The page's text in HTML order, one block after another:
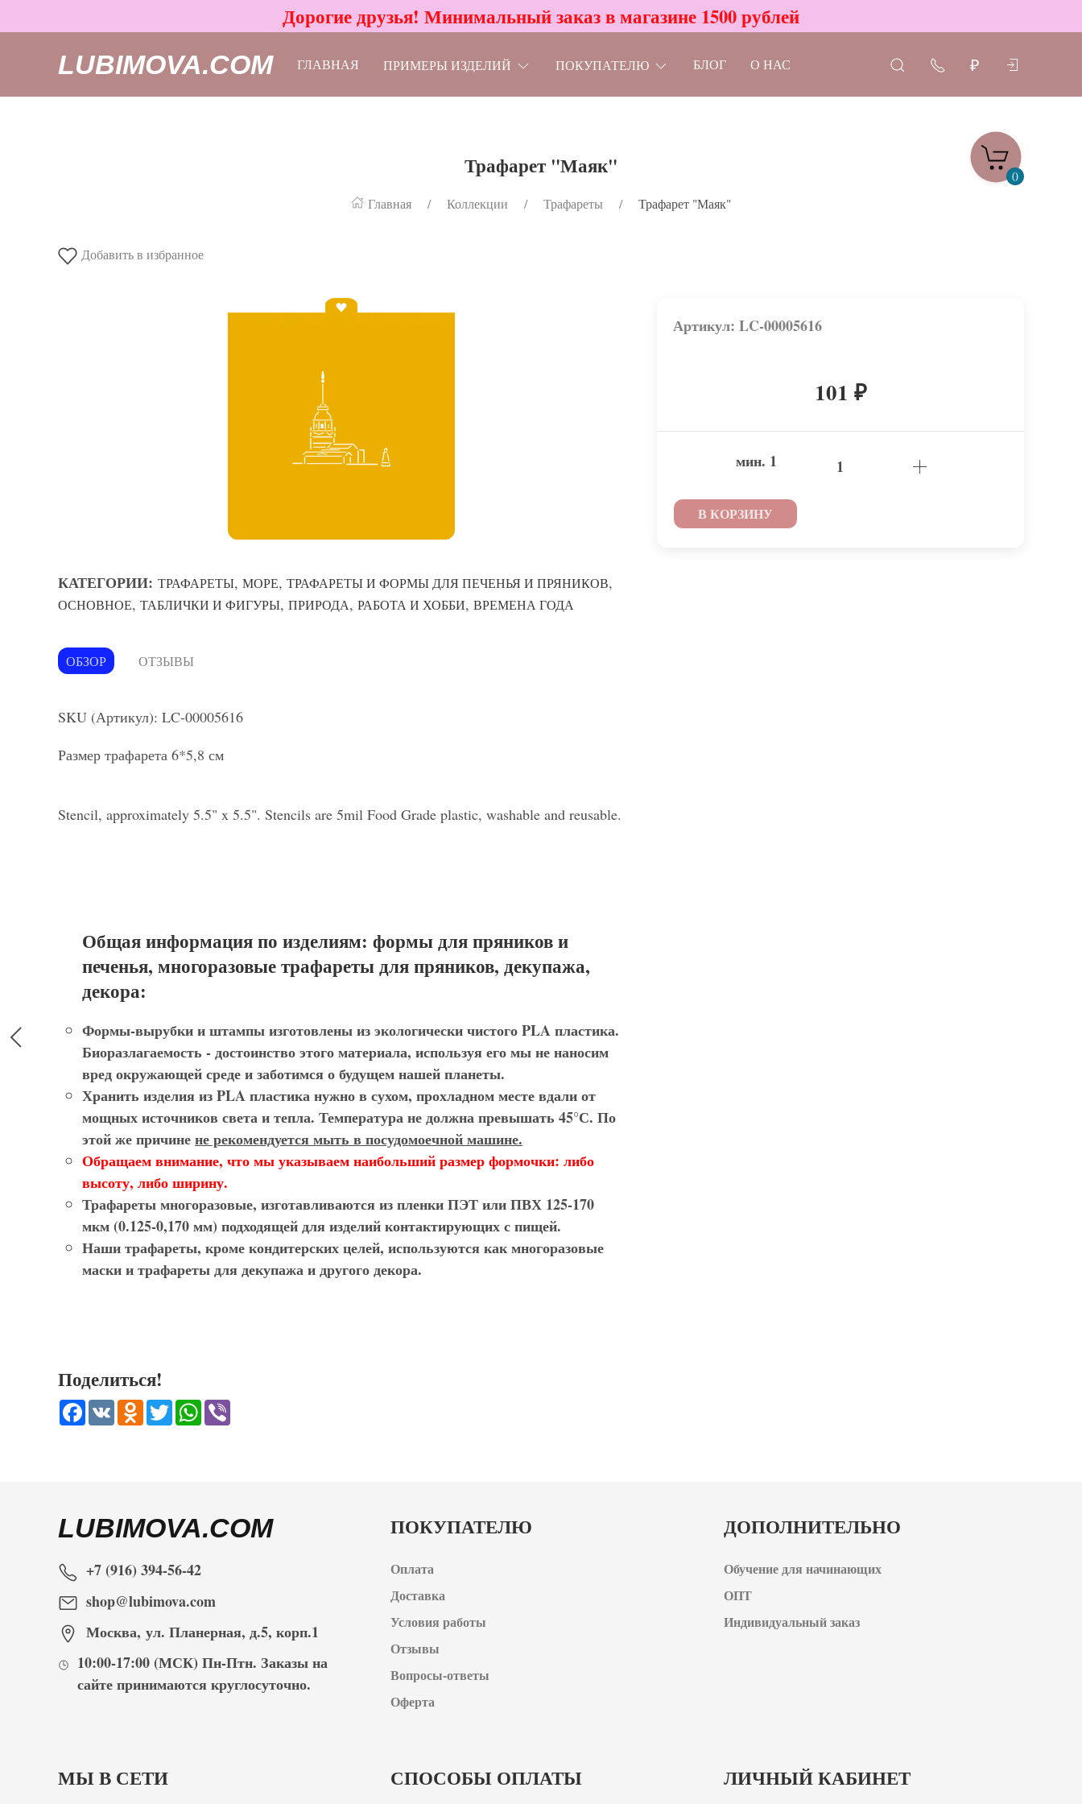
Дорогие друзья! Минимальный заказ в магазине 1500 рублей
LUBIMOVA.COM ГЛАВНАЯ ПРИМЕРЫ ИЗДЕЛИЙ ПОКУПАТЕЛЮ БЛОГ О НАС ₽
0
Трафарет "Маяк"
Главная Коллекции Трафареты Трафарет "Маяк"
Добавить в избранное
КАТЕГОРИИ: ТРАФАРЕТЫ, МОРЕ, ТРАФАРЕТЫ И ФОРМЫ ДЛЯ ПЕЧЕНЬЯ И ПРЯНИКОВ,
ОСНОВНОЕ, ТАБЛИЧКИ И ФИГУРЫ, ПРИРОДА, РАБОТА И ХОББИ, ВРЕМЕНА ГОДА
ОБЗОР ОТЗЫВЫ
SKU (Артикул): LC-00005616
Размер трафарета 6*5,8 см
Stencil, approximately 5.5" x 5.5". Stencils are 5mil Food Grade plastic, washable and reusable.
Общая информация по изделиям: формы для пряников и
печенья, многоразовые трафареты для пряников, декупажа,
декора:
Формы-вырубки и штампыизготовлены из экологически чистого PLA пластика.
Биоразлагаемость - достоинство этого материала, используя его мы не наносим
вред окружающей среде и заботимся о будущем нашей планеты.
Хранить изделия из PLA пластика нужно в сухом, прохладном месте вдали от
мощных источников света и тепла. Температура не должна превышать 45°С. По
этой же причинене рекомендуется мыть в посудомоечной машине.
Обращаем внимание, что мы указываем наибольший размер формочки: либо
высоту, либо ширину.
Трафареты многоразовые, изготавливаются из пленки ПЭТ или ПВХ 125-170
мкм (0.125-0,170 мм) подходящей для изделий контактирующих с пищей.
Нашитрафареты, кроме кондитерских целей, используются какмногоразовые
маски и трафареты для декупажа и другого декора.
Артикул: LC-00005616
101 ₽
мин. 1
В КОРЗИНУ
Поделиться!
Facebook
VK Odnoklassniki
TwitterWhatsApp
LUBIMOVA.COM
+7 (916) 394-56-42
shop@lubimova.com
Москва, ул. Планерная, д.5, корп.1
10:00-17:00 (МСК) Пн-Птн. Заказы на
сайте принимаютсякруглосуточно.
ПОКУПАТЕЛЮ
Оплата
Доставка
Условия работы
Отзывы
Вопросы-ответы
Оферта
ДОПОЛНИТЕЛЬНО
Обучение для начинающих
ОПТ
Индивидуальный заказ
МЫ В СЕТИ СПОСОБЫ ОПЛАТЫ ЛИЧНЫЙ КАБИНЕТ